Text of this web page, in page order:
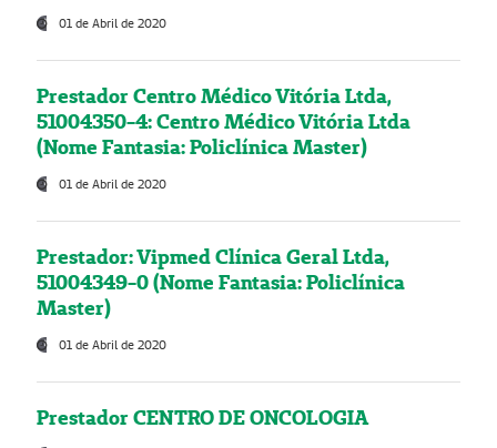
01 de Abril de 2020
Prestador Centro Médico Vitória Ltda,
51004350-4: Centro Médico Vitória Ltda
(Nome Fantasia: Policlínica Master)
01 de Abril de 2020
Prestador: Vipmed Clínica Geral Ltda,
51004349-0 (Nome Fantasia: Policlínica
Master)
01 de Abril de 2020
Prestador CENTRO DE ONCOLOGIA